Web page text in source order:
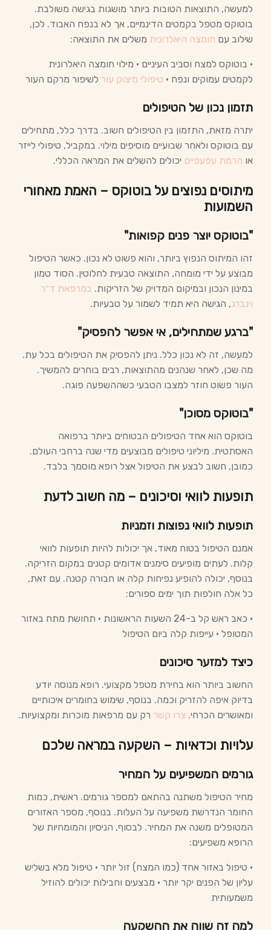
למעשה, התוצאות הטובות ביותר מושגות בגישה משולבת.
בוטוקס מטפל בקמטים הדינמיים, אך לא בנפח האבוד. לכן,
שילוב עם חומצה היאלרונית משלים את התוצאה:
• בוטוקס למצח וסביב העיניים • מילוי חומצה היאלרונית
לקמטים עמוקים ונפח • טיפולי מיצוק עור לשיפור מרקם העור
תזמון נכון של הטיפולים
יתרה מזאת, התזמון בין הטיפולים חשוב. בדרך כלל, מתחילים
עם בוטוקס ולאחר שבועיים מוסיפים מילוי. במקביל, טיפולי לייזר
או הרמת עפעפיים יכולים להשלים את המראה הכללי.
מיתוסים נפוצים על בוטוקס – האמת מאחורי
השמועות
"בוטוקס יוצר פנים קפואות"
זהו המיתוס הנפוץ ביותר, והוא פשוט לא נכון. כאשר הטיפול
מבוצע על ידי מומחה, התוצאה טבעית לחלוטין. הסוד טמון
במינון הנכון ובמיקום המדויק של הזריקות. במרפאת ד״ר
וינברג, הגישה היא תמיד לשמור על טבעיות.
"ברגע שמתחילים, אי אפשר להפסיק"
למעשה, זה לא נכון כלל. ניתן להפסיק את הטיפולים בכל עת.
מה שכן, לאחר שנהנים מהתוצאות, רבים בוחרים להמשיך.
העור פשוט חוזר למצבו הטבעי כשההשפעה פוגה.
"בוטוקס מסוכן"
בוטוקס הוא אחד הטיפולים הבטוחים ביותר ברפואה
האסתטית. מיליוני טיפולים מבוצעים מדי שנה ברחבי העולם.
כמובן, חשוב לבצע את הטיפול אצל רופא מוסמך בלבד.
תופעות לוואי וסיכונים – מה חשוב לדעת
תופעות לוואי נפוצות וזמניות
אמנם הטיפול בטוח מאוד, אך יכולות להיות תופעות לוואי
קלות. לעתים מופיעים סימנים אדומים קטנים במקום הזריקה.
בנוסף, יכולה להופיע נפיחות קלה או חבורה קטנה. עם זאת,
כל אלה חולפות תוך ימים ספורים:
• כאב ראש קל ב-24 השעות הראשונות • תחושת מתח באזור
המטופל • עייפות קלה ביום הטיפול
כיצד למזער סיכונים
החשוב ביותר הוא בחירת מטפל מקצועי. רופא מנוסה יודע
בדיוק איפה להזריק וכמה. בנוסף, שימוש בחומרים איכותיים
ומאושרים הכרחי. צרו קשר רק עם מרפאות מוכרות ומקצועיות.
עלויות וכדאיות – השקעה במראה שלכם
גורמים המשפיעים על המחיר
מחיר הטיפול משתנה בהתאם למספר גורמים. ראשית, כמות
החומר הנדרשת משפיעה על העלות. בנוסף, מספר האזורים
המטופלים משנה את המחיר. לבסוף, הניסיון והמומחיות של
הרופא משפיעים:
• טיפול באזור אחד (כמו המצח) זול יותר • טיפול מלא בשליש
עליון של הפנים יקר יותר • מבצעים וחבילות יכולים להוזיל
משמעותית
למה זה שווה את ההשקעה